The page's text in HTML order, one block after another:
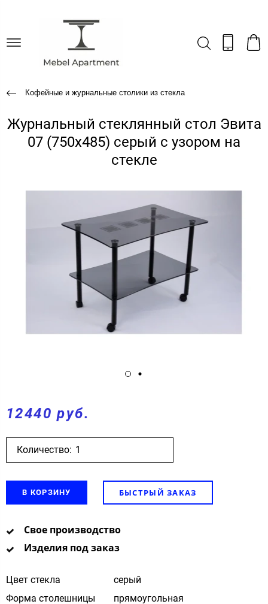
Кофейные и журнальные столики из стекла
Журнальный стеклянный стол Эвита
07 (750х485) серый с узором на
стекле
12440 руб.
Количество:
В КОРЗИНУ БЫСТРЫЙ ЗАКАЗ
Свое производство
Изделия под заказ
Цвет стекла
cерый
Форма столешницы
прямоугольная